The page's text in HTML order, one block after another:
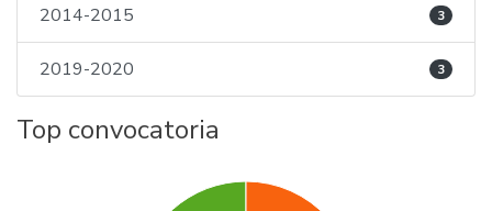
2014-2015 3
2019-2020 3
Top convocatoria